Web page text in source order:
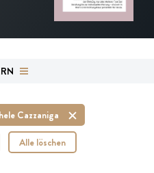
Cazzaniga
Alle löschen